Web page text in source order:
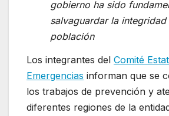
gobierno ha sido
salvaguardar la integridad
población
Los integrantes del Comité
Emergencias informan que se
los trabajos de prevención y
diferentes regiones de la